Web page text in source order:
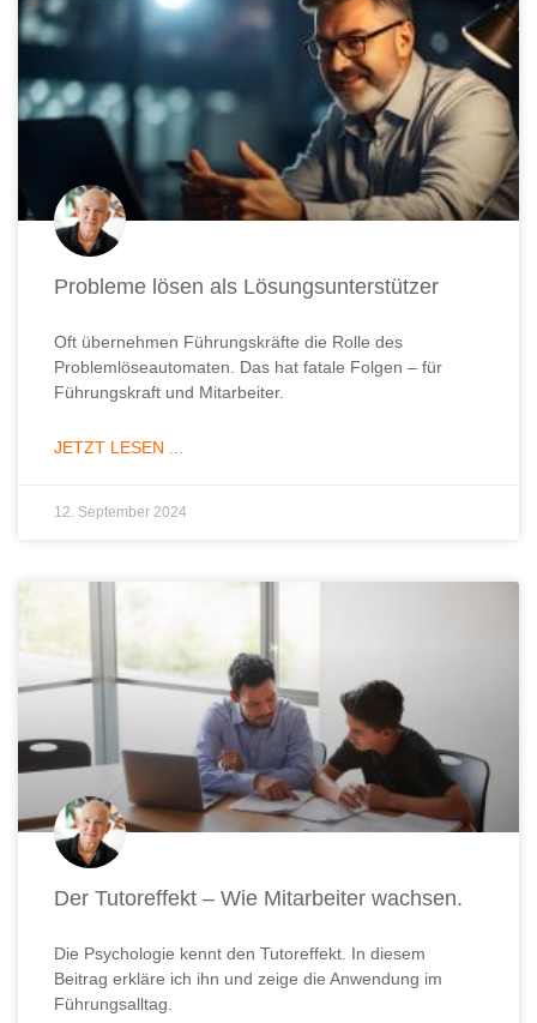
Probleme lösen als Lösungsunterstützer
Oft übernehmen Führungskräfte die Rolle des
Problemlöseautomaten. Das hat fatale Folgen – für
Führungskraft und Mitarbeiter.
JETZT LESEN ...
12. September 2024
Der Tutoreffekt – Wie Mitarbeiter wachsen.
Die Psychologie kennt den Tutoreffekt. In diesem
Beitrag erkläre ich ihn und zeige die Anwendung im
Führungsalltag.